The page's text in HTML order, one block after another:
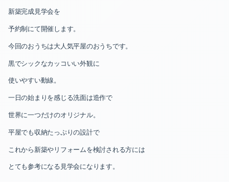
新築完成見学会を
予約制にて開催します。
今回のおうちは大人気平屋のおうちです。
黒でシックなカッコいい外観に
使いやすい動線。
一日の始まりを感じる洗面は造作で
世界に一つだけのオリジナル。
平屋でも収納たっぷりの設計で
これから新築やリフォームを検討される方には
とても参考になる見学会になります。